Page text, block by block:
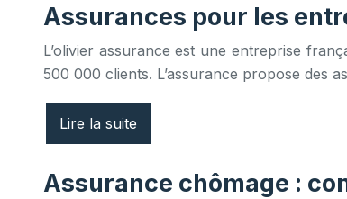
Assurances pour les
L’olivier assurance est une entreprise
500 000 clients. L’assurance propose des
Lire la suite
Assurance chômage :